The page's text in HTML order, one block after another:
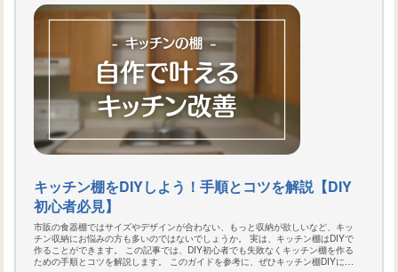
キッチン棚をDIYしよう！手順とコツを解説【DIY
初心者必見】
市販の食器棚ではサイズやデザインが合わない、もっと収納が欲しいなど、キッ
チン収納にお悩みの方も多いのではないでしょうか。 実は、キッチン棚はDIYで
作ることができます。 この記事では、DIY初心者でも失敗なくキッチン棚を作る
ための手順とコツを解説します。 このガイドを参考に、ぜひキッチン棚DIYに挑